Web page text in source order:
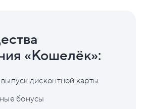
«Кошелёк»:
дисконтной карты
бонусы